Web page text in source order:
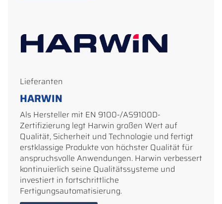
Lieferanten
HARWIN
Als Hersteller mit EN 9100-/AS9100D-
Zertifizierung legt Harwin großen Wert auf
Qualität, Sicherheit und Technologie und fertigt
erstklassige Produkte von höchster Qualität für
anspruchsvolle Anwendungen. Harwin verbessert
kontinuierlich seine Qualitätssysteme und
investiert in fortschrittliche
Fertigungsautomatisierung.